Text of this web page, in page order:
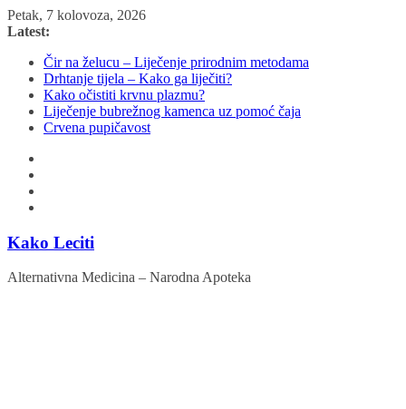
Skip
to
Petak, 7 kolovoza, 2026
Latest:
Čir na želucu – Liječenje prirodnim metodama
Drhtanje tijela – Kako ga liječiti?
Kako očistiti krvnu plazmu?
Liječenje bubrežnog kamenca uz pomoć čaja
Crvena pupičavost
Kako Leciti
Alternativna Medicina – Narodna Apoteka